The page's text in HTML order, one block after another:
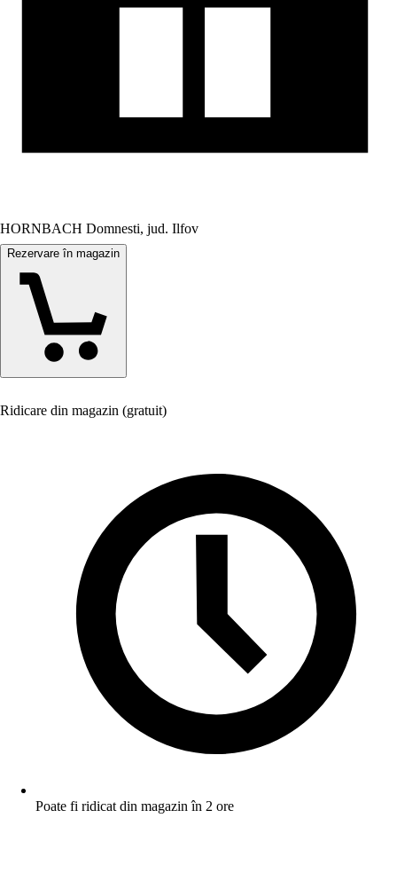
HORNBACH Domnesti, jud. Ilfov
Rezervare în magazin
Ridicare din magazin (gratuit)
Poate fi ridicat din magazin în 2 ore